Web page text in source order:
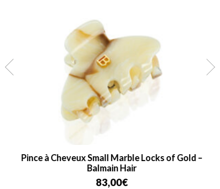
Pince à Cheveux Small Marble Locks of Gold –
Balmain Hair
83,00€